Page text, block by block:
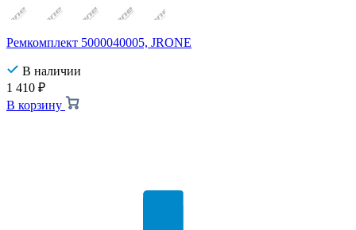
Ремкомплект 5000040005, JRONE
В наличии
1 410 ₽
В корзину